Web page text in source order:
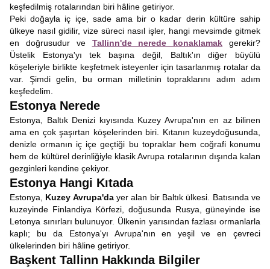
keşfedilmiş rotalarından biri hâline getiriyor.
Peki doğayla iç içe, sade ama bir o kadar derin kültüre sahip
ülkeye nasıl gidilir, vize süreci nasıl işler, hangi mevsimde gitmek
en doğrusudur ve Tallinn'de nerede konaklamak gerekir?
Üstelik Estonya'yı tek başına değil, Baltık'ın diğer büyülü
köşeleriyle birlikte keşfetmek isteyenler için tasarlanmış rotalar da
var. Şimdi gelin, bu orman milletinin topraklarını adım adım
keşfedelim.
Estonya Nerede
Estonya, Baltık Denizi kıyısında Kuzey Avrupa'nın en az bilinen
ama en çok şaşırtan köşelerinden biri. Kıtanın kuzeydoğusunda,
denizle ormanın iç içe geçtiği bu topraklar hem coğrafi konumu
hem de kültürel derinliğiyle klasik Avrupa rotalarının dışında kalan
gezginleri kendine çekiyor.
Estonya Hangi Kıtada
Estonya, Kuzey Avrupa'dayer alan bir Baltık ülkesi. Batısında ve
kuzeyinde Finlandiya Körfezi, doğusunda Rusya, güneyinde ise
Letonya sınırları bulunuyor. Ülkenin yarısından fazlası ormanlarla
kaplı; bu da Estonya'yı Avrupa'nın en yeşil ve en çevreci
ülkelerinden biri hâline getiriyor.
Başkent Tallinn Hakkında Bilgiler